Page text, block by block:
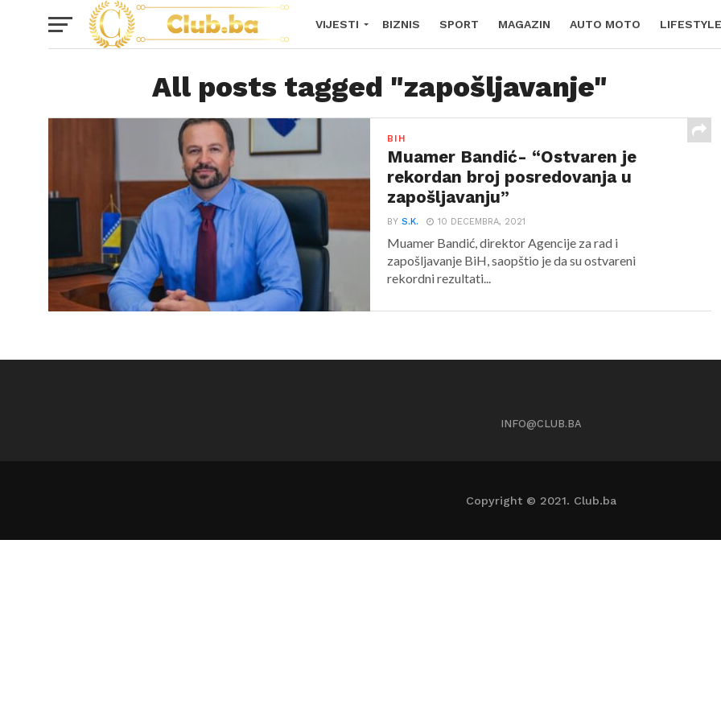
VIJESTI BIZNIS SPORT MAGAZIN AUTO MOTO LIFESTYLE
All posts tagged "zapošljavanje"
BIH
Muamer Bandić- “Ostvaren je
rekordan broj posredovanja u
zapošljavanju”
BYS.K. 10 DECEMBRA, 2021
Muamer Bandić, direktor Agencije za rad i
zapošljavanje BiH, saopštio je da su ostvareni
rekordni rezultati...
INFO@CLUB.BA
Copyright © 2021. Club.ba